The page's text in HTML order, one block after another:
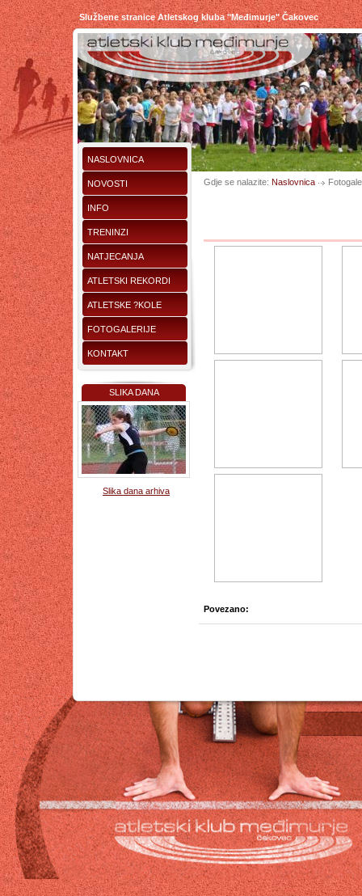
Službene stranice Atletskog kluba "Međimurje" Čakovec
NASLOVNICA
NOVOSTI
INFO
TRENINZI
NATJECANJA
ATLETSKI REKORDI
ATLETSKE ?KOLE
FOTOGALERIJE
KONTAKT
SLIKA DANA
Slika dana arhiva
Gdje se nalazite: Naslovnica
Povezano: